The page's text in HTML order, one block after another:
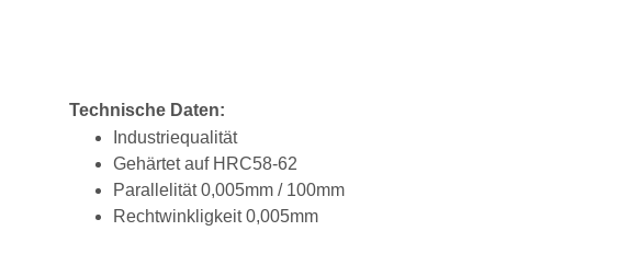
Technische Daten:
Industriequalität
Gehärtet auf HRC58-62
Parallelität 0,005mm / 100mm
Rechtwinkligkeit 0,005mm